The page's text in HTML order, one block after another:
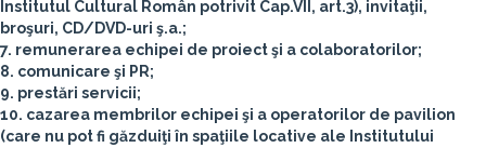
Institutul Cultural Român potrivit Cap.VII, art.3), invitaţii,
broşuri, CD/DVD-uri ş.a.;
7. remunerarea echipei de proiect şi a colaboratorilor;
8. comunicare şi PR;
9. prestări servicii;
10. cazarea membrilor echipei şi a operatorilor de pavilion
(care nu pot fi găzduiţi în spaţiile locative ale Institutului